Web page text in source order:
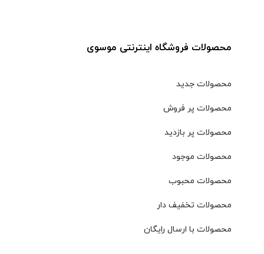
محصولات فروشگاه اینترنتی موسوی
محصولات جدید
محصولات پر فروش
محصولات پر بازدید
محصولات موجود
محصولات محبوب
محصولات تخفیف دار
محصولات با ارسال رایگان